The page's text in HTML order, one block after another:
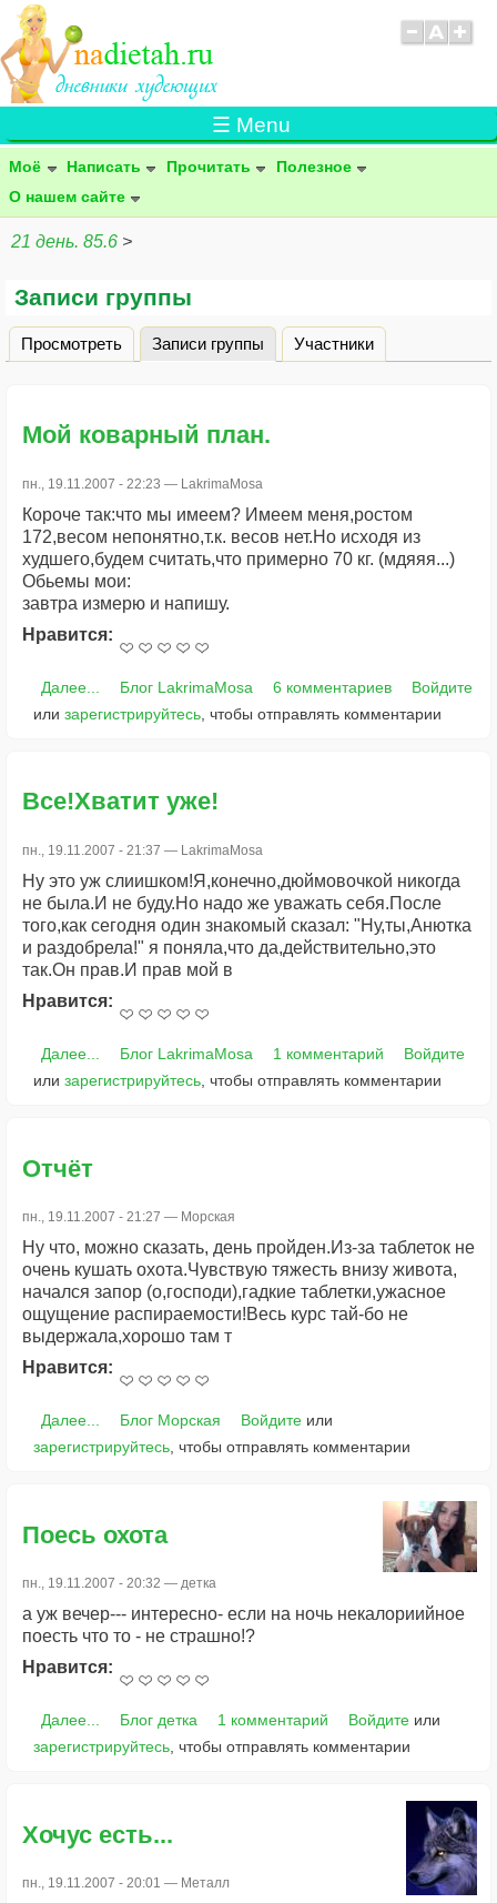
☰ Menu
Моё Написать Прочитать
Полезное
О нашем сайте
21 день. 85.6 >
Записи группы
Главные вкладки
Просмотреть Записи группы (активная вкладка)
Участники
Мой коварный план.
пн., 19.11.2007 - 22:23 — LakrimaMosa
Короче так:что мы имеем? Имеем меня,ростом
172,весом непонятно,т.к. весов нет.Но исходя из
худшего,будем считать,что примерно 70 кг. (мдяяя...)
Обьемы мои:
завтра измерю и напишу.
Нравится:
Далее... Блог LakrimaMosa 6 комментариев
Войдите
или зарегистрируйтесь , чтобы отправлять комментарии
Все!Хватит уже!
пн., 19.11.2007 - 21:37 — LakrimaMosa
Ну это уж слиишком!Я,конечно,дюймовочкой никогда
не была.И не буду.Но надо же уважать себя.После
того,как сегодня один знакомый сказал: "Ну,ты,Анютка
и раздобрела!" я поняла,что да,действительно,это
так.Он прав.И прав мой в
Нравится:
Далее... Блог LakrimaMosa 1 комментарий
Войдите
или зарегистрируйтесь , чтобы отправлять комментарии
Отчёт
пн., 19.11.2007 - 21:27 — Морская
Ну что, можно сказать, день пройден.Из-за таблеток не
очень кушать охота.Чувствую тяжесть внизу живота,
начался запор (о,господи),гадкие таблетки,ужасное
ощущение распираемости!Весь курс тай-бо не
выдержала,хорошо там т
Нравится:
Далее... Блог Морская Войдитеили
зарегистрируйтесь , чтобы отправлять комментарии
Поесь охота
пн., 19.11.2007 - 20:32 — детка
а уж вечер--- интересно- если на ночь некалориийное
поесть что то - не страшно!?
Нравится:
Далее... Блог детка 1 комментарий Войдитеили
зарегистрируйтесь, чтобы отправлять комментарии
Хочус есть...
пн., 19.11.2007 - 20:01 — Металл